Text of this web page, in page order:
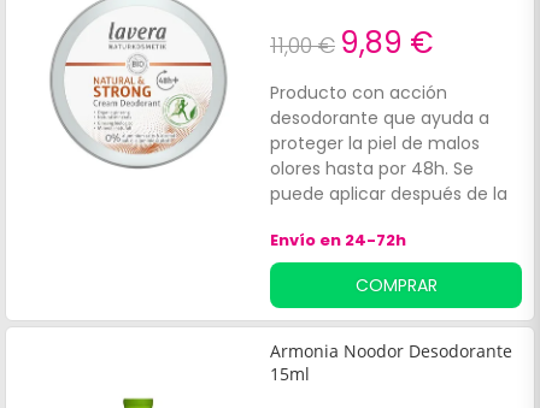
11,00 € 9,89 €
Producto con acción
desodorante que ayuda a
proteger la piel de malos
olores hasta por 48h. Se
puede aplicar después de la
contiene ginseng bio, que
actúa como desodorante
natural, activos minerales y
bicarbonato que ayudan a
reducir el sudor y manteca
de karité bio y aceite de coco
Envío en 24-72h
COMPRAR
Armonia Noodor Desodorante
15ml